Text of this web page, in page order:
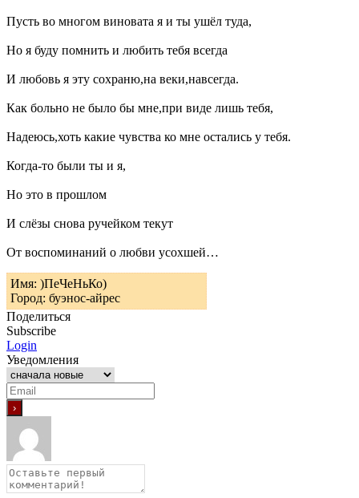
Пусть во многом виновата я и ты ушёл туда,
Но я буду помнить и любить тебя всегда
И любовь я эту сохраню,на веки,навсегда.
Как больно не было бы мне,при виде лишь тебя,
Надеюсь,хоть какие чувства ко мне остались у тебя.
Когда-то были ты и я,
Но это в прошлом
И слёзы снова ручейком текут
От воспоминаний о любви усохшей…
Имя: )ПеЧеНьКо)
Город: буэнос-айрес
Поделиться
Subscribe
Login
Уведомления